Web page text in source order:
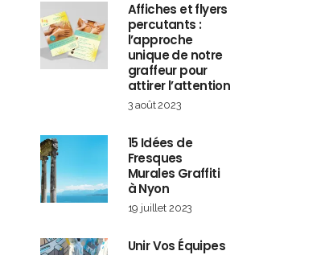
Affiches et flyers
percutants :
l’approche
unique de notre
graffeur pour
attirer l’attention
3 août 2023
15 Idées de
Fresques
Murales Graffiti
à Nyon
19 juillet 2023
Unir Vos Équipes